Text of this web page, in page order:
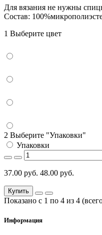
Для вязания не нужны
Состав:
1 Выберите цвет
2 Выберите "Упаковки"
Упаковки
37.00 руб. 48.00 руб.
Купить
Показано с 1 по 4 из 4
Информация